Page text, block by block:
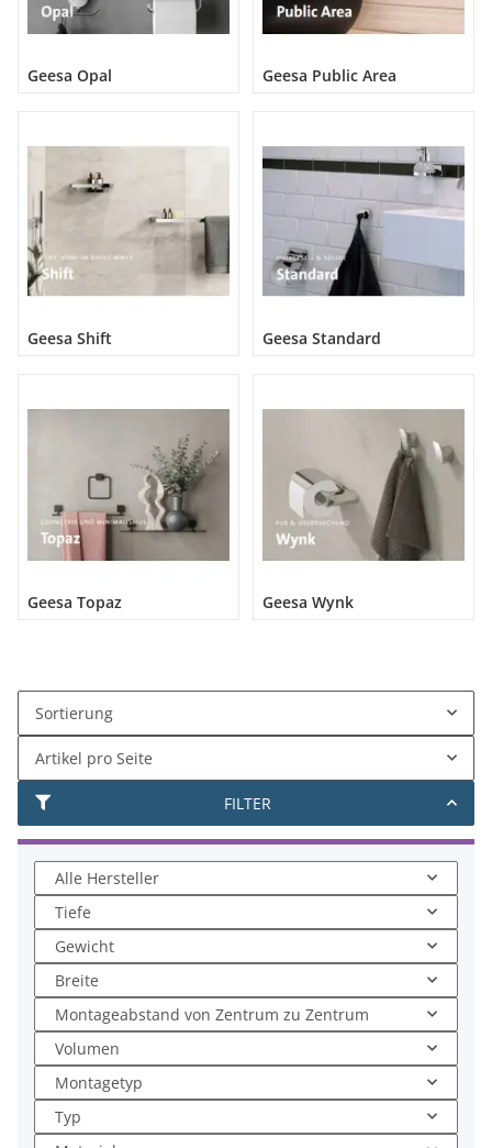
Geesa Opal Geesa Public Area
Geesa Shift Geesa Standard
Geesa Topaz Geesa Wynk
FILTER
Sortierung
Artikel pro Seite
Alle Hersteller
Tiefe
Gewicht
Breite
Montageabstand von Zentrum zu Zentrum
Volumen
Montagetyp
Typ